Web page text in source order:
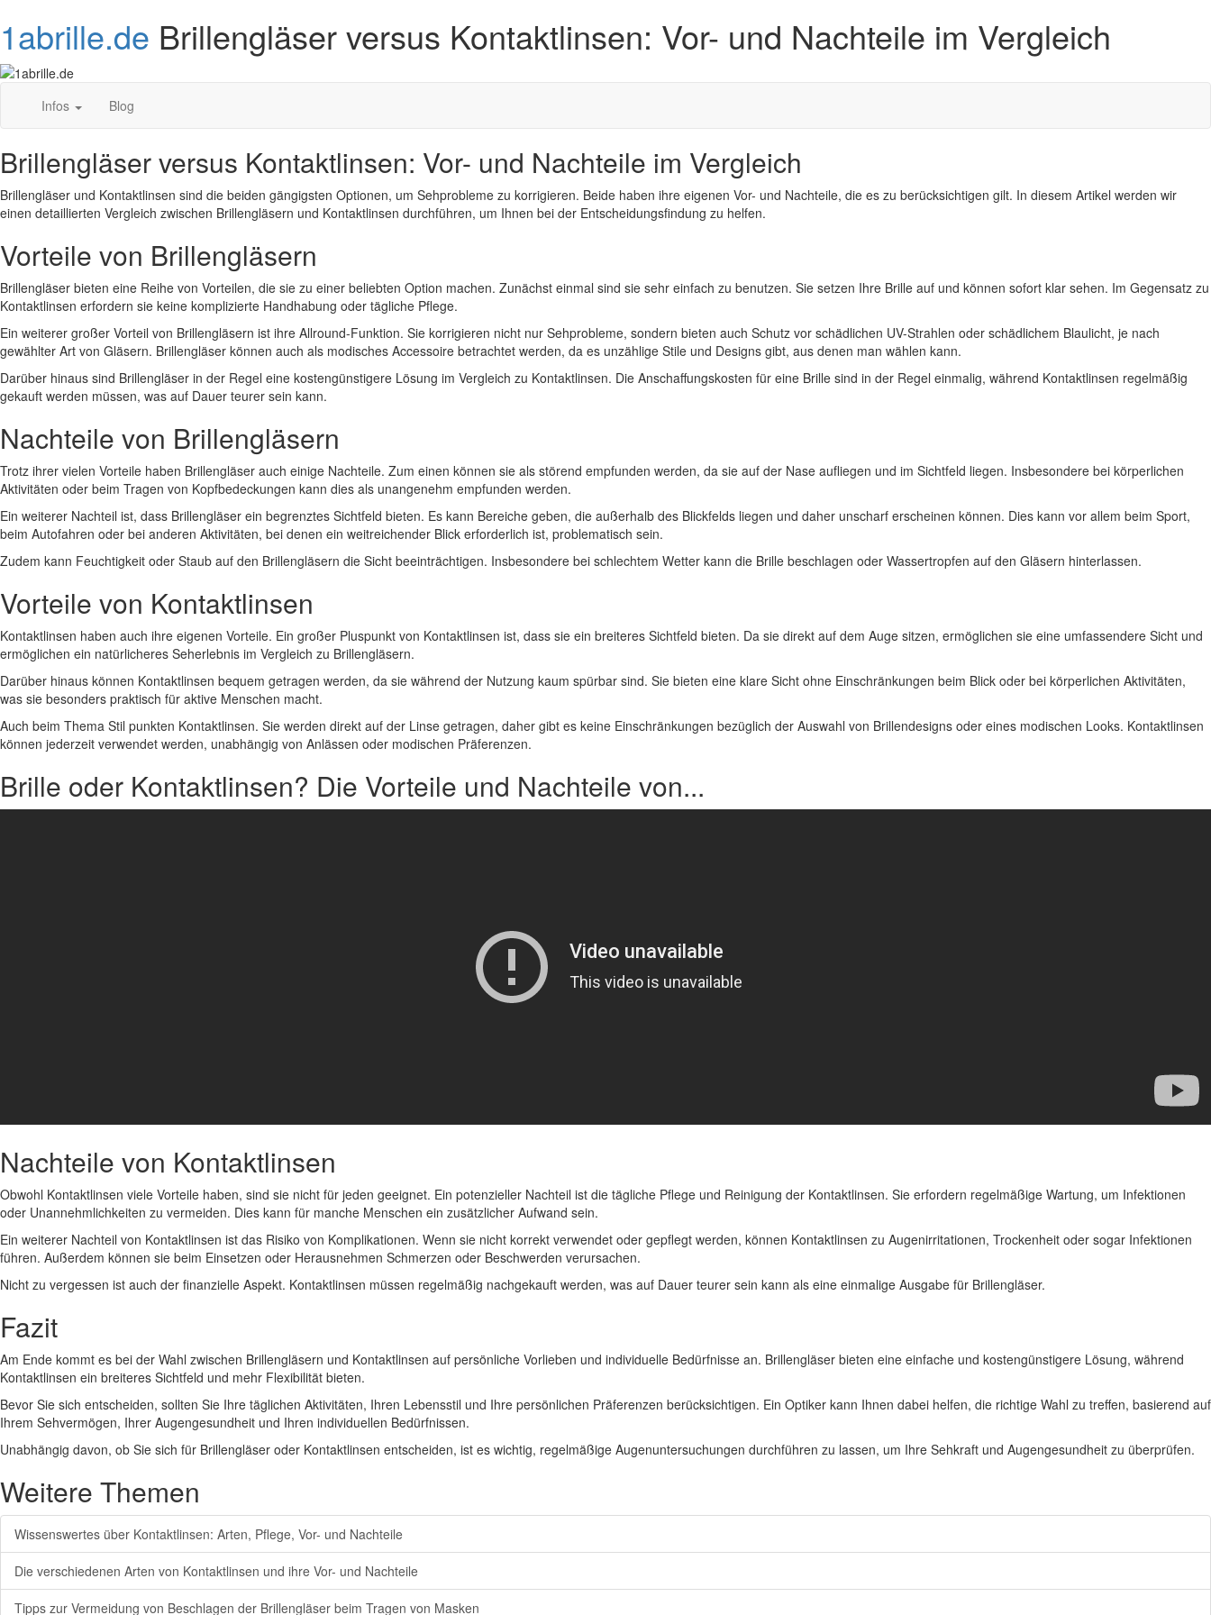
1abrille.de Brillengläser versus Kontaktlinsen: Vor- und Nachteile im Vergleich
Infos Blog
Brillengläser versus Kontaktlinsen: Vor- und Nachteile im Vergleich
Brillengläser und Kontaktlinsen sind die beiden gängigsten Optionen, um Sehprobleme zu korrigieren. Beide haben ihre eigenen Vor- und Nachteile, die es zu berücksichtigen gilt. In diesem Artikel werden wir
einen detaillierten Vergleich zwischen Brillengläsern und Kontaktlinsen durchführen, um Ihnen bei der Entscheidungsfindung zu helfen.
Vorteile von Brillengläsern
Brillengläser bieten eine Reihe von Vorteilen, die sie zu einer beliebten Option machen. Zunächst einmal sind sie sehr einfach zu benutzen. Sie setzen Ihre Brille auf und können sofort klar sehen. Im Gegensatz zu
Kontaktlinsen erfordern sie keine komplizierte Handhabung oder tägliche Pflege.
Ein weiterer großer Vorteil von Brillengläsern ist ihre Allround-Funktion. Sie korrigieren nicht nur Sehprobleme, sondern bieten auch Schutz vor schädlichen UV-Strahlen oder schädlichem Blaulicht, je nach
gewählter Art von Gläsern. Brillengläser können auch als modisches Accessoire betrachtet werden, da es unzählige Stile und Designs gibt, aus denen man wählen kann.
Darüber hinaus sind Brillengläser in der Regel eine kostengünstigere Lösung im Vergleich zu Kontaktlinsen. Die Anschaffungskosten für eine Brille sind in der Regel einmalig, während Kontaktlinsen regelmäßig
gekauft werden müssen, was auf Dauer teurer sein kann.
Nachteile von Brillengläsern
Trotz ihrer vielen Vorteile haben Brillengläser auch einige Nachteile. Zum einen können sie als störend empfunden werden, da sie auf der Nase aufliegen und im Sichtfeld liegen. Insbesondere bei körperlichen
Aktivitäten oder beim Tragen von Kopfbedeckungen kann dies als unangenehm empfunden werden.
Ein weiterer Nachteil ist, dass Brillengläser ein begrenztes Sichtfeld bieten. Es kann Bereiche geben, die außerhalb des Blickfelds liegen und daher unscharf erscheinen können. Dies kann vor allem beim Sport,
beim Autofahren oder bei anderen Aktivitäten, bei denen ein weitreichender Blick erforderlich ist, problematisch sein.
Zudem kann Feuchtigkeit oder Staub auf den Brillengläsern die Sicht beeinträchtigen. Insbesondere bei schlechtem Wetter kann die Brille beschlagen oder Wassertropfen auf den Gläsern hinterlassen.
Vorteile von Kontaktlinsen
Kontaktlinsen haben auch ihre eigenen Vorteile. Ein großer Pluspunkt von Kontaktlinsen ist, dass sie ein breiteres Sichtfeld bieten. Da sie direkt auf dem Auge sitzen, ermöglichen sie eine umfassendere Sicht und
ermöglichen ein natürlicheres Seherlebnis im Vergleich zu Brillengläsern.
Darüber hinaus können Kontaktlinsen bequem getragen werden, da sie während der Nutzung kaum spürbar sind. Sie bieten eine klare Sicht ohne Einschränkungen beim Blick oder bei körperlichen Aktivitäten,
was sie besonders praktisch für aktive Menschen macht.
Auch beim Thema Stil punkten Kontaktlinsen. Sie werden direkt auf der Linse getragen, daher gibt es keine Einschränkungen bezüglich der Auswahl von Brillendesigns oder eines modischen Looks. Kontaktlinsen
können jederzeit verwendet werden, unabhängig von Anlässen oder modischen Präferenzen.
Brille oder Kontaktlinsen? Die Vorteile und Nachteile von...
Nachteile von Kontaktlinsen
Obwohl Kontaktlinsen viele Vorteile haben, sind sie nicht für jeden geeignet. Ein potenzieller Nachteil ist die tägliche Pflege und Reinigung der Kontaktlinsen. Sie erfordern regelmäßige Wartung, um Infektionen
oder Unannehmlichkeiten zu vermeiden. Dies kann für manche Menschen ein zusätzlicher Aufwand sein.
Ein weiterer Nachteil von Kontaktlinsen ist das Risiko von Komplikationen. Wenn sie nicht korrekt verwendet oder gepflegt werden, können Kontaktlinsen zu Augenirritationen, Trockenheit oder sogar Infektionen
führen. Außerdem können sie beim Einsetzen oder Herausnehmen Schmerzen oder Beschwerden verursachen.
Nicht zu vergessen ist auch der finanzielle Aspekt. Kontaktlinsen müssen regelmäßig nachgekauft werden, was auf Dauer teurer sein kann als eine einmalige Ausgabe für Brillengläser.
Fazit
Am Ende kommt es bei der Wahl zwischen Brillengläsern und Kontaktlinsen auf persönliche Vorlieben und individuelle Bedürfnisse an. Brillengläser bieten eine einfache und kostengünstigere Lösung, während
Kontaktlinsen ein breiteres Sichtfeld und mehr Flexibilität bieten.
Bevor Sie sich entscheiden, sollten Sie Ihre täglichen Aktivitäten, Ihren Lebensstil und Ihre persönlichen Präferenzen berücksichtigen. Ein Optiker kann Ihnen dabei helfen, die richtige Wahl zu treffen, basierend auf
Ihrem Sehvermögen, Ihrer Augengesundheit und Ihren individuellen Bedürfnissen.
Unabhängig davon, ob Sie sich für Brillengläser oder Kontaktlinsen entscheiden, ist es wichtig, regelmäßige Augenuntersuchungen durchführen zu lassen, um Ihre Sehkraft und Augengesundheit zu überprüfen.
Weitere Themen
Wissenswertes über Kontaktlinsen: Arten, Pflege, Vor- und Nachteile
Die verschiedenen Arten von Kontaktlinsen und ihre Vor- und Nachteile
Tipps zur Vermeidung von Beschlagen der Brillengläser beim Tragen von Masken